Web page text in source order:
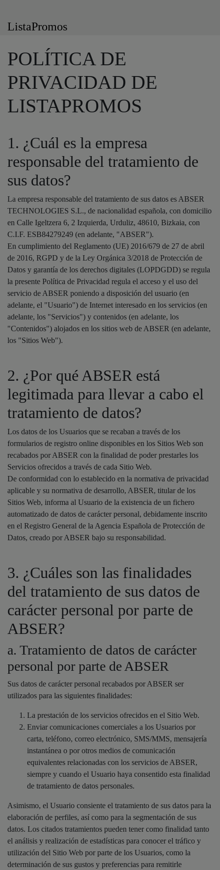
ListaPromos
POLÍTICA DE
PRIVACIDAD DE
LISTAPROMOS
1. ¿Cuál es la empresa
responsable del tratamiento de
sus datos?
La empresa responsable del tratamiento de sus datos es ABSER
TECHNOLOGIES S.L., de nacionalidad española, con domicilio
en Calle Igeltzera 6, 2 Izquierda, Urduliz, 48610, Bizkaia, con
C.I.F. ESB84279249 (en adelante, "ABSER").
En cumplimiento del Reglamento (UE) 2016/679 de 27 de abril
de 2016, RGPD y de la Ley Orgánica 3/2018 de Protección de
Datos y garantía de los derechos digitales (LOPDGDD) se regula
la presente Política de Privacidad regula el acceso y el uso del
servicio de ABSER poniendo a disposición del usuario (en
adelante, el "Usuario") de Internet interesado en los servicios (en
adelante, los "Servicios") y contenidos (en adelante, los
"Contenidos") alojados en los sitios web de ABSER (en adelante,
los "Sitios Web").
2. ¿Por qué ABSER está
legitimada para llevar a cabo el
tratamiento de datos?
Los datos de los Usuarios que se recaban a través de los
formularios de registro online disponibles en los Sitios Web son
recabados por ABSER con la finalidad de poder prestarles los
Servicios ofrecidos a través de cada Sitio Web.
De conformidad con lo establecido en la normativa de privacidad
aplicable y su normativa de desarrollo, ABSER, titular de los
Sitios Web, informa al Usuario de la existencia de un fichero
automatizado de datos de carácter personal, debidamente inscrito
en el Registro General de la Agencia Española de Protección de
Datos, creado por ABSER bajo su responsabilidad.
3. ¿Cuáles son las finalidades
del tratamiento de sus datos de
carácter personal por parte de
ABSER?
a. Tratamiento de datos de carácter
personal por parte de ABSER
Sus datos de carácter personal recabados por ABSER ser
utilizados para las siguientes finalidades:
La prestación de los servicios ofrecidos en el Sitio Web.
Enviar comunicaciones comerciales a los Usuarios por
carta, teléfono, correo electrónico, SMS/MMS, mensajería
instantánea o por otros medios de comunicación
equivalentes relacionadas con los servicios de ABSER,
siempre y cuando el Usuario haya consentido esta finalidad
de tratamiento de datos personales.
Asimismo, el Usuario consiente el tratamiento de sus datos para la
elaboración de perfiles, así como para la segmentación de sus
datos. Los citados tratamientos pueden tener como finalidad tanto
el análisis y realización de estadísticas para conocer el tráfico y
utilización del Sitio Web por parte de los Usuarios, como la
determinación de sus gustos y preferencias para remitirle